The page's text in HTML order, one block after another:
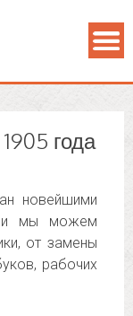
года
новейшими
и мы можем
от замены
рабочих